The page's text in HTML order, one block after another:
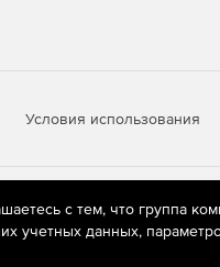
Условия использования
(информационные
сети «Интернет»,
с тем, что группа
учетных данных,